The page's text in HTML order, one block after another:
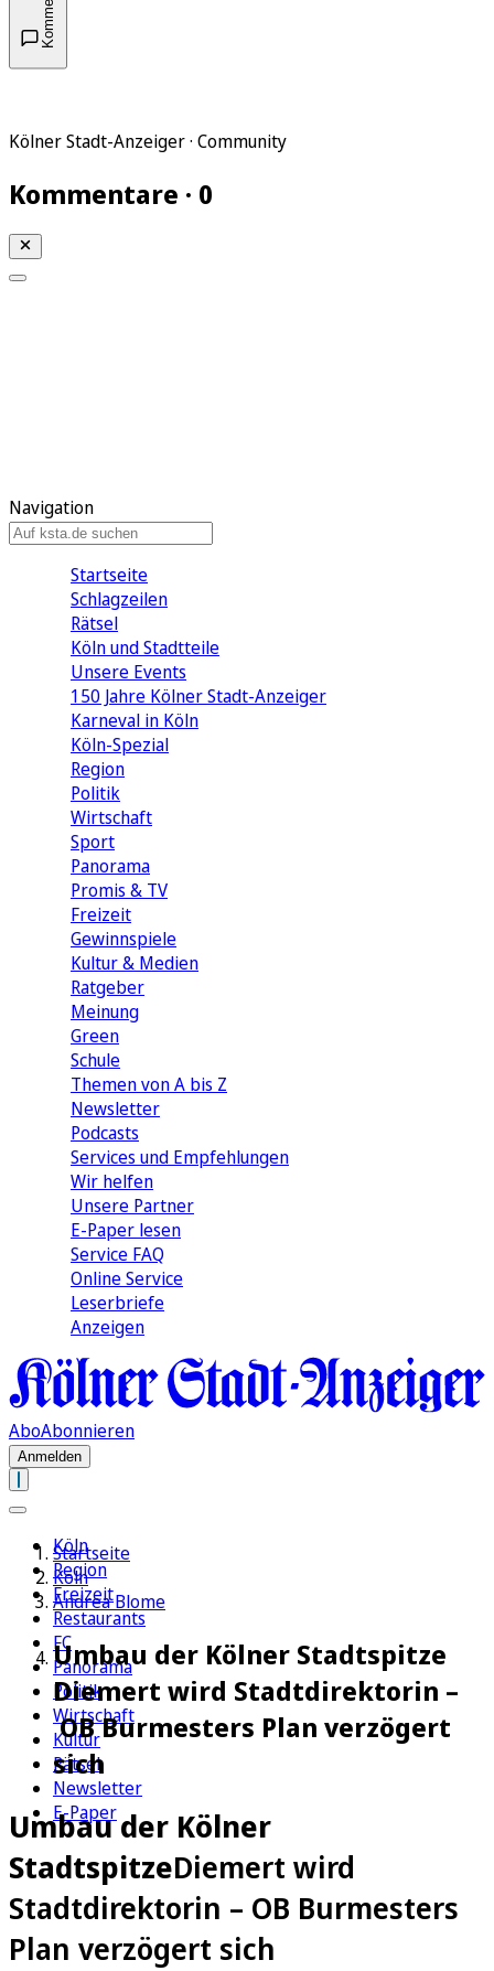
Kölner Stadt-Anzeiger · Community
Kommentare · 0
Navigation
Startseite
Schlagzeilen
Rätsel
Köln und Stadtteile
Unsere Events
150 Jahre Kölner Stadt-Anzeiger
Karneval in Köln
Köln-Spezial
Region
Politik
Wirtschaft
Sport
Panorama
Promis & TV
Freizeit
Gewinnspiele
Kultur & Medien
Ratgeber
Meinung
Green
Schule
Themen von A bis Z
Newsletter
Podcasts
Services und Empfehlungen
Wir helfen
Unsere Partner
E-Paper lesen
Service FAQ
Online Service
Leserbriefe
Anzeigen
AboAbonnieren
Anmelden
Köln
Region
Freizeit
Restaurants
FC
Panorama
Politik
Wirtschaft
Kultur
Rätsel
Newsletter
E-Paper
Startseite
Köln
Andrea Blome
Umbau der Kölner Stadtspitze
Diemert wird Stadtdirektorin –
OB Burmesters Plan verzögert
sich
Umbau der Kölner
StadtspitzeDiemert wird
Stadtdirektorin – OB Burmesters
Plan verzögert sich